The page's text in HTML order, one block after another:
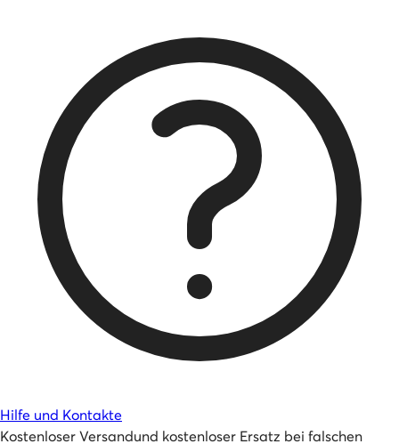
Hilfe und Kontakte
Kostenloser Versandund kostenloser Ersatz bei falschen